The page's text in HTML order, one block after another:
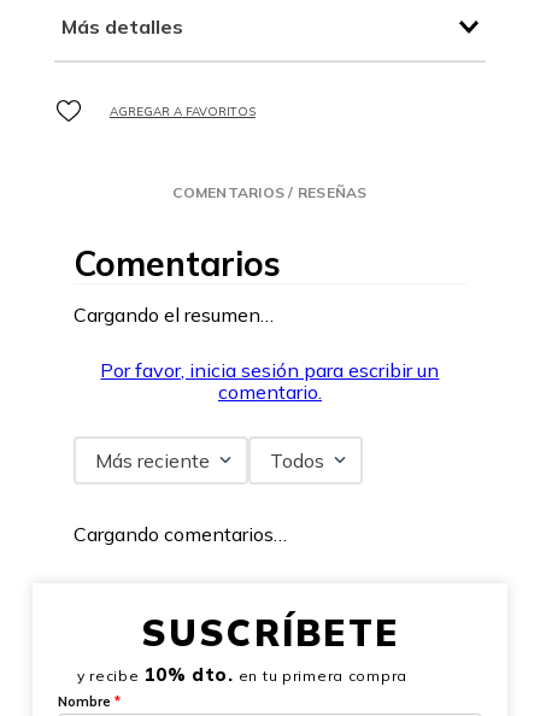
Más detalles
COMENTARIOS / RESEÑAS
Comentarios
Cargando el resumen…
Por favor, inicia sesión para escribir un
comentario.
Más reciente Todos
Cargando comentarios…
SUSCRÍBETE
y recibe 10% dto. en tu primera compra
Nombre *